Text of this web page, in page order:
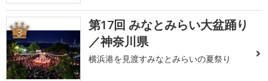
3
第17回 みなとみらい大盆踊り
／神奈川県
横浜港を見渡すみなとみらいの夏祭り